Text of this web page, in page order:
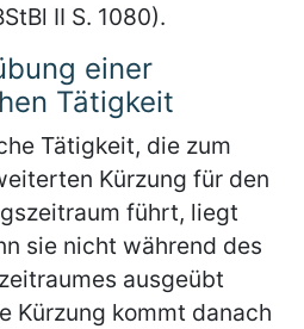
II S. 1080).
einer
Tätigkeit
Tätigkeit, die zum
Kürzung für den
führt, liegt
sie nicht während des
ausgeübt
Kürzung kommt danach